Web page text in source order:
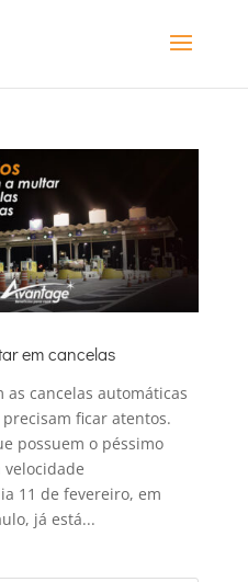
em cancelas
cancelas automáticas
ficar atentos.
possuem o péssimo
11 de fevereiro, em
já está...